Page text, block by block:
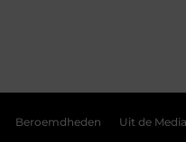
Beroemdheden Uit de Media